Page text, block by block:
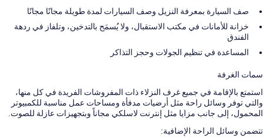
صف السيارة بمعرفة النزيل وصف السيارات لمدة طويلة مجانًا مجانًا
خزانة للأمانات في مكتب الاستقبال، ولا يُسمَح بالتدخين، وتلفاز في ردهة
الفندق
المساعدة في تنظيم الجولات وحجز التذاكر
سمات الغرفة
استمتع بالإقامة في جميع غرف النزلاء ذات المفروشات الفريدة في كل منها،
والتي توفر وسائل راحة مثل أرضيات مدفأة ومساحات عمل مناسبة للكمبيوتر
المحمول، إلى جانب مزايا مثل إنترنت لاسلكي مجاناً وبتجهيزات عازلة للصوت.
تتضمن وسائل الراحة الإضافية: